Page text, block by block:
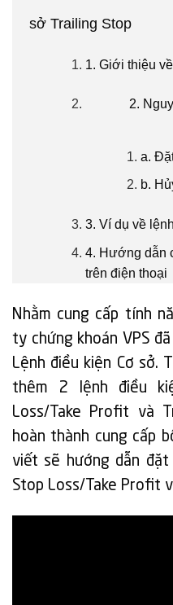
sở Trailing Stop
1. Giới thiệu
2.
a.
b.
3. Ví dụ về
4. Hướng dẫn
trên điện thoại
Nhằm cung cấp tính
ty chứng khoán VPS
Lệnh điều kiện Cơ sở.
thêm 2 lệnh điều
Loss/Take Profit và
hoàn thành cung cấp
viết sẽ hướng dẫn đặt
Stop Loss/Take Profit